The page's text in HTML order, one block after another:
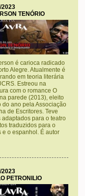
2023
TENÓRIO
é carioca radicado
Alegre. Atualmente é
em teoria literária
Estreou na
com o romance O
parede (2013), eleito
do ano pela Associação
de Escritores. Teve
adaptados para o teatro
traduzidos para o
e o espanhol. É autor
2023
PETRONILIO